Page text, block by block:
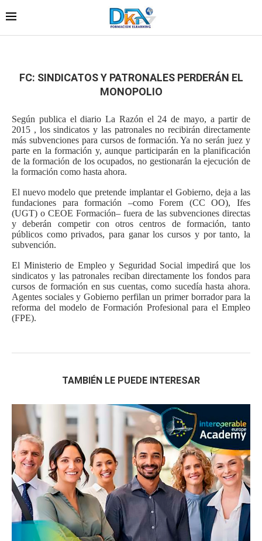
FC: SINDICATOS Y PATRONALES PERDERÁN EL
MONOPOLIO
Según publica el diario La Razón el 24 de mayo, a partir de
2015 , los sindicatos y las patronales no recibirán directa­mente
más subvenciones para cursos de formación. Ya no serán juez y
parte en la for­mación y, aunque participarán en la planificación
de la forma­ción de los ocupados, no gestionarán la ejecución de
la formación como hasta aho­ra.
El nuevo modelo que pretende implantar el Gobierno, deja a las
fundaciones para for­mación –como Forem (CC OO), Ifes
(UGT) o CEOE Formación– fuera de las subvenciones directas
y de­berán competir con otros centros de formación, tanto
públicos como privados, para ganar los cursos y por tanto, la
subvención.
El Ministerio de Empleo y Seguridad Social impedirá que los
sindicatos y las patronales reciban directamente los fondos para
cursos de formación en sus cuentas, como sucedía hasta ahora.
Agentes sociales y Gobierno perfilan un primer borrador para la
reforma del modelo de Formación Profesional para el Empleo
(FPE).
TAMBIÉN LE PUEDE INTERESAR